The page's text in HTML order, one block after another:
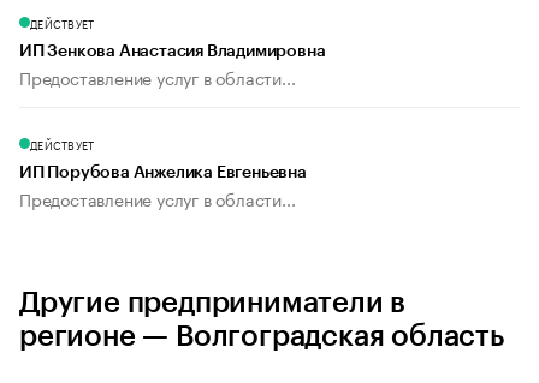
ДЕЙСТВУЕТ
ИП Зенкова Анастасия Владимировна
Предоставление услуг в области...
ДЕЙСТВУЕТ
ИП Порубова Анжелика Евгеньевна
Предоставление услуг в области...
Другие предприниматели в
регионе — Волгоградская область